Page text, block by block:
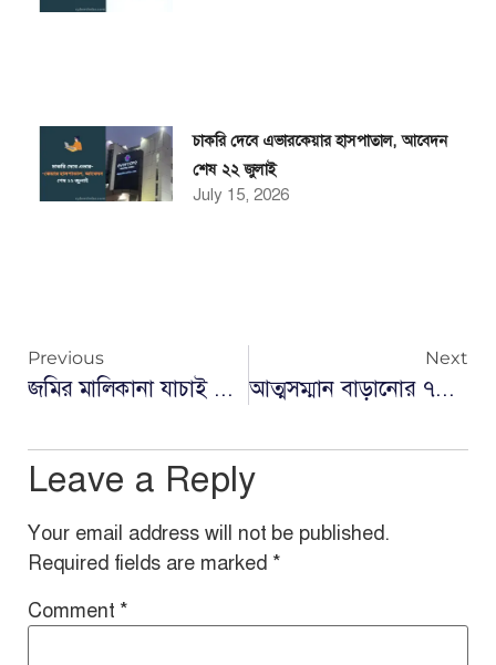
চাকরি দেবে এভারকেয়ার হাসপাতাল, আবেদন
শেষ ২২ জুলাই
July 15, 2026
Previous
জমির মালিকানা যাচাই করবেন কিভাবে
Next
আত্মসম্মান বাড়ানোর ৭টি উপায় – যদি নিজেকে ছোট মনে হয়
Leave a Reply
Your email address will not be published.
Required fields are marked *
Comment *